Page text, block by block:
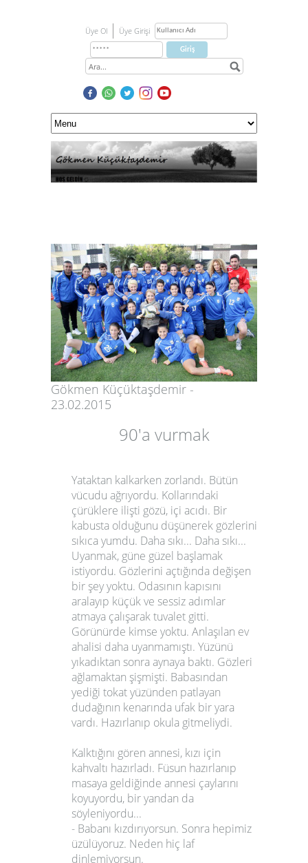
Üye Ol Üye Girişi
Gökmen Küçüktaşdemir -
23.02.2015
90'a vurmak
Yataktan kalkarken zorlandı. Bütün
vücudu ağrıyordu. Kollarındaki
çürüklere ilişti gözü, içi acıdı. Bir
kabusta olduğunu düşünerek gözlerini
sıkıca yumdu. Daha sıkı... Daha sıkı...
Uyanmak, güne güzel başlamak
istiyordu. Gözlerini açtığında değişen
bir şey yoktu. Odasının kapısını
aralayıp küçük ve sessiz adımlar
atmaya çalışarak tuvalet gitti.
Görünürde kimse yoktu. Anlaşılan ev
ahalisi daha uyanmamıştı. Yüzünü
yıkadıktan sonra aynaya baktı. Gözleri
ağlamaktan şişmişti. Babasından
yediği tokat yüzünden patlayan
dudağının kenarında ufak bir yara
vardı. Hazırlanıp okula gitmeliydi.
Kalktığını gören annesi, kızı için
kahvaltı hazırladı. Füsun hazırlanıp
masaya geldiğinde annesi çaylarını
koyuyordu, bir yandan da
söyleniyordu...
- Babanı kızdırıyorsun. Sonra hepimiz
üzülüyoruz. Neden hiç laf
dinlemiyorsun.